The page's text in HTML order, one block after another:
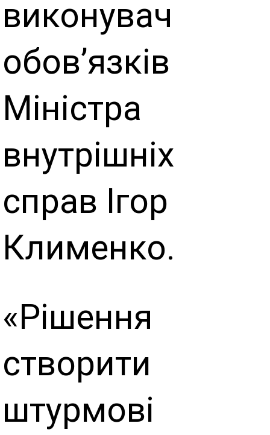
виконувач
обов’язків
Міністра
внутрішніх
справ Ігор
Клименко.
«Рішення
створити
штурмові